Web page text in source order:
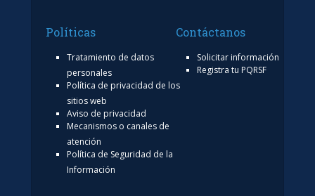
Políticas
Tratamiento de datos
personales
Política de privacidad de los
sitios web
Aviso de privacidad
Mecanismos o canales de
atención
Política de Seguridad de la
Información
Contáctanos
Solicitar información
Registra tu PQRSF